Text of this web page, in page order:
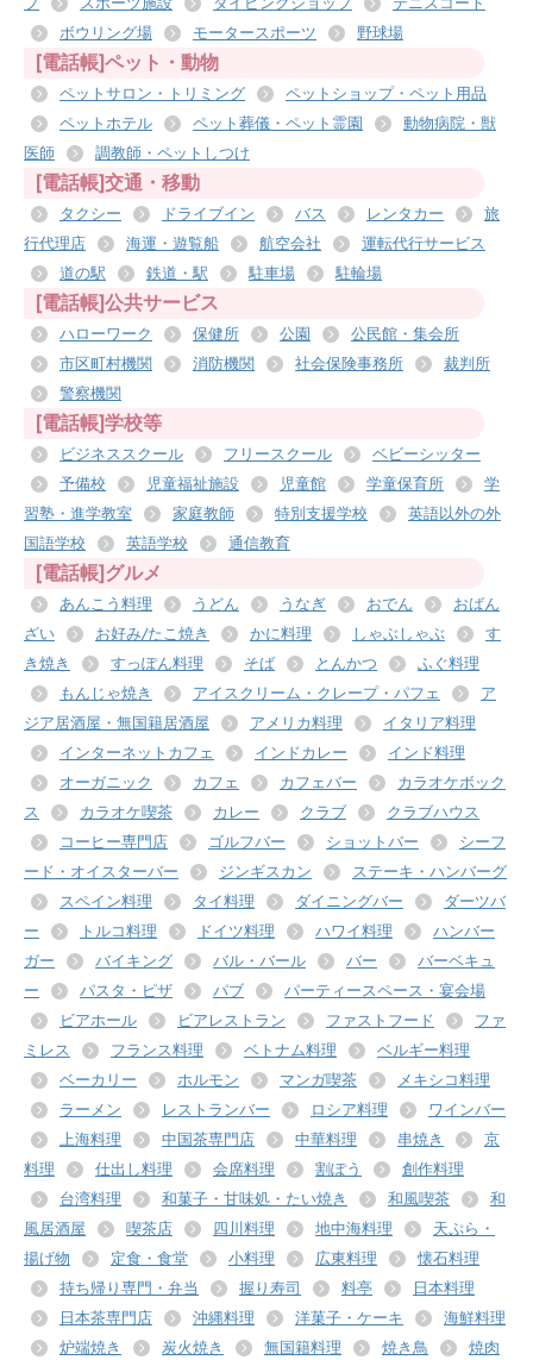
ボウリング場
モータースポーツ 野球場
[電話帳]ペット・動物
ペットサロン・トリミング
ペットショップ・ペット用品
ペットホテル
ペット葬儀・ペット霊園
動物病院・獣
医師
調教師・ペットしつけ
[電話帳]交通・移動
タクシー ドライブイン バス レンタカー
旅
行代理店
海運・遊覧船 航空会社
運転代行サービス
道の駅
鉄道・駅 駐車場 駐輪場
[電話帳]公共サービス
ハローワーク 保健所 公園
公民館・集会所
市区町村機関
消防機関 社会保険事務所
裁判所
警察機関
[電話帳]学校等
ビジネススクール フリースクール
ベビーシッター
予備校
児童福祉施設 児童館 学童保育所
学
習塾・進学教室
家庭教師 特別支援学校
英語以外の外
国語学校
英語学校 通信教育
[電話帳]グルメ
あんこう料理 うどん うなぎ おでん
おばん
ざい
お好み/たこ焼き かに料理 しゃぶしゃぶ
す
き焼き
すっぽん料理 そば とんかつ
ふぐ料理
もんじゃ焼き
アイスクリーム・クレープ・パフェ
ア
ジア居酒屋・無国籍居酒屋
アメリカ料理
イタリア料理
インターネットカフェ
インドカレー
インド料理
オーガニック
カフェ カフェバー
カラオケボック
ス
カラオケ喫茶 カレー クラブ
クラブハウス
コーヒー専門店
ゴルフバー ショットバー
シーフ
ード・オイスターバー
ジンギスカン
ステーキ・ハンバーグ
スペイン料理
タイ料理 ダイニングバー
ダーツバ
ー
トルコ料理 ドイツ料理 ハワイ料理
ハンバー
ガー
バイキング バル・バール バー
バーベキュ
ー
パスタ・ピザ パブ
パーティースペース・宴会場
ビアホール
ビアレストラン ファストフード
ファ
ミレス
フランス料理 ベトナム料理
ベルギー料理
ベーカリー
ホルモン マンガ喫茶
メキシコ料理
ラーメン
レストランバー ロシア料理
ワインバー
上海料理
中国茶専門店 中華料理 串焼き
京
料理
仕出し料理 会席料理 割ぽう
創作料理
台湾料理
和菓子・甘味処・たい焼き 和風喫茶
和
風居酒屋
喫茶店 四川料理 地中海料理
天ぷら・
揚げ物
定食・食堂 小料理 広東料理
懐石料理
持ち帰り専門・弁当
握り寿司 料亭
日本料理
日本茶専門店
沖縄料理 洋菓子・ケーキ
海鮮料理
炉端焼き
炭火焼き 無国籍料理 焼き鳥
焼肉